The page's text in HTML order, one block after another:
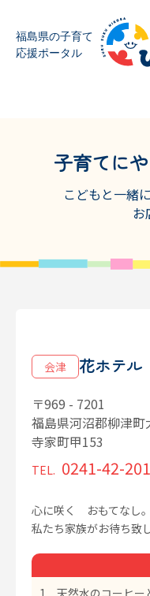
子育てに
こどもと一緒
お
会津 花ホテ
〒969 - 7201
福島県河沼郡柳津町
寺家町甲153
TEL. 0241-42-
心に咲く おもてなし。
私たち家族がお待ち致
1 天然水のコーヒー